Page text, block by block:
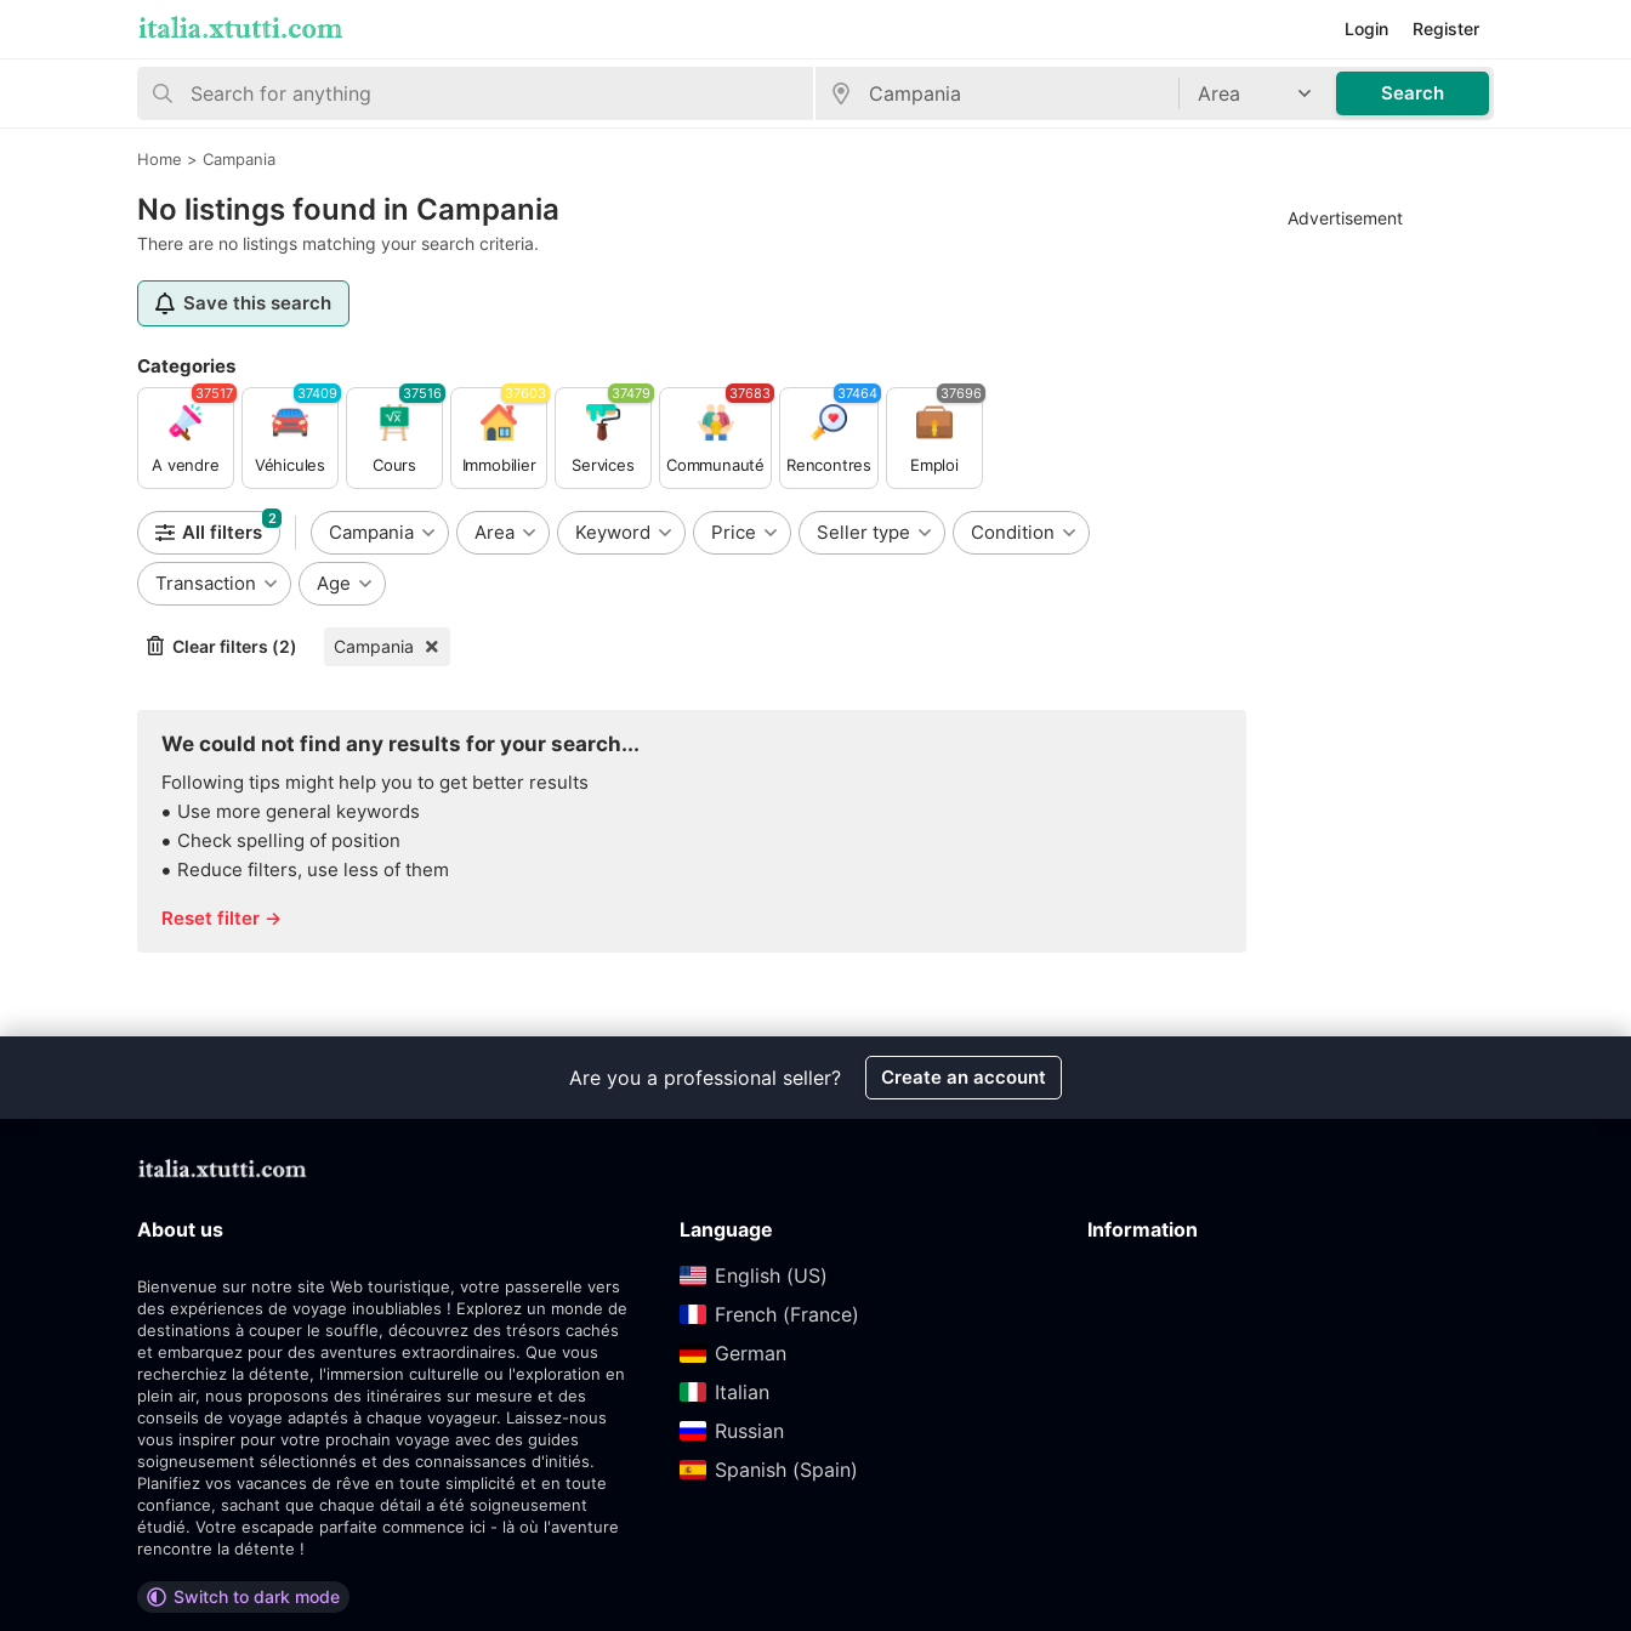
Register
Login
Area Search
Home > Campania
No listings found in Campania
There are no listings matching your search criteria.
Save this search
Categories
A vendre
37517
Véhicules
37409
Cours
37516
Immobilier
37603
Services
37479
Communauté
37683
Rencontres
37464
Emploi
37696
All filters
2
Campania Area Keyword Price Seller type Condition
Transaction Age
Clear filters (2) Campania
We could not find any results for your search...
Following tips might help you to get better results
Use more general keywords
Check spelling of position
Reduce filters, use less of them
Reset filter →
Advertisement
Are you a professional seller? Create an account
About us
Bienvenue sur notre site Web touristique, votre passerelle vers
des expériences de voyage inoubliables ! Explorez un monde de
destinations à couper le souffle, découvrez des trésors cachés
et embarquez pour des aventures extraordinaires. Que vous
recherchiez la détente, l'immersion culturelle ou l'exploration en
plein air, nous proposons des itinéraires sur mesure et des
conseils de voyage adaptés à chaque voyageur. Laissez-nous
vous inspirer pour votre prochain voyage avec des guides
soigneusement sélectionnés et des connaissances d'initiés.
Planifiez vos vacances de rêve en toute simplicité et en toute
confiance, sachant que chaque détail a été soigneusement
étudié. Votre escapade parfaite commence ici - là où l'aventure
rencontre la détente !
Switch to dark mode
Language
English (US)‎
French (France)‎
German‎
Italian‎
Russian‎
Spanish (Spain)‎
Information